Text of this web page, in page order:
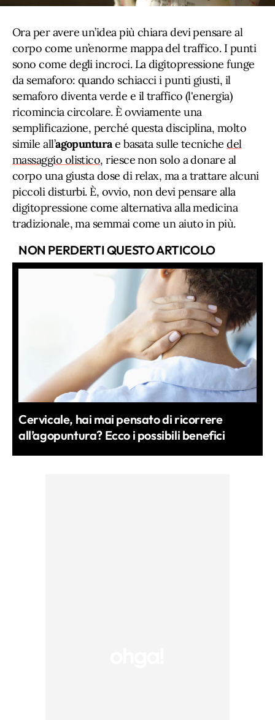
Ora per avere un’idea più chiara devi pensare al
corpo come un’enorme mappa del traffico. I punti
sono come degli incroci. La digitopressione funge
da semaforo: quando schiacci i punti giusti, il
semaforo diventa verde e il traffico (l'energia)
ricomincia circolare. È ovviamente una
semplificazione, perché questa disciplina, molto
simile all’agopunturae basata sulle tecnichedel
massaggio olistico, riesce non solo a donare al
corpo una giusta dose di relax, ma a trattare alcuni
piccoli disturbi. È, ovvio, non devi pensare alla
digitopressione come alternativa alla medicina
tradizionale, ma semmai come un aiuto in più.
NON PERDERTI QUESTO ARTICOLO
Cervicale, hai mai pensato di ricorrere
all’agopuntura? Ecco i possibili benefici